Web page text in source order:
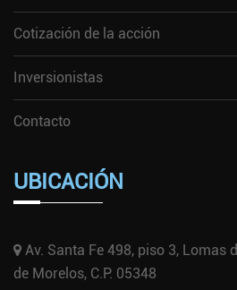
Cotización de la acción
Inversionistas
Contacto
UBICACIÓN
Av. Santa Fe 498, piso 3, Lomas
de Morelos, C.P. 05348